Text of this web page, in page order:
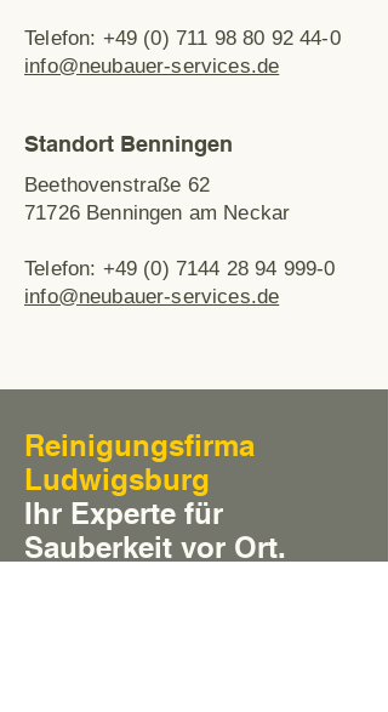
Telefon: +49 (0) 711 98 80 92 44-0
info@neubauer-services.de
Standort Benningen
Beethovenstraße 62
71726 Benningen am Neckar
Telefon: +49 (0) 7144 28 94 999-0
info@neubauer-services.de
Reinigungsfirma
Ludwigsburg
Ihr Experte für
Sauberkeit vor Ort.